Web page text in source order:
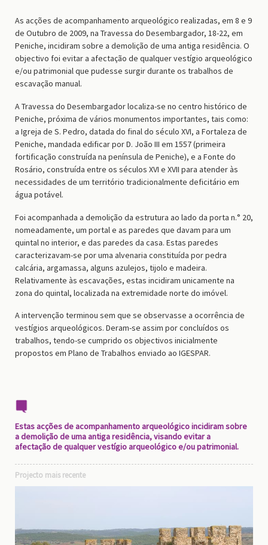
As acções de acompanhamento arqueológico realizadas, em 8 e 9
de Outubro de 2009, na Travessa do Desembargador, 18-22, em
Peniche, incidiram sobre a demolição de uma antiga residência. O
objectivo foi evitar a afectação de qualquer vestígio arqueológico
e/ou patrimonial que pudesse surgir durante os trabalhos de
escavação manual.
A Travessa do Desembargador localiza-se no centro histórico de
Peniche, próxima de vários monumentos importantes, tais como:
a Igreja de S. Pedro, datada do final do século XVI, a Fortaleza de
Peniche, mandada edificar por D. João III em 1557 (primeira
fortificação construída na península de Peniche), e a Fonte do
Rosário, construída entre os séculos XVI e XVII para atender às
necessidades de um território tradicionalmente deficitário em
água potável.
Foi acompanhada a demolição da estrutura ao lado da porta n.° 20,
nomeadamente, um portal e as paredes que davam para um
quintal no interior, e das paredes da casa. Estas paredes
caracterizavam-se por uma alvenaria constituída por pedra
calcária, argamassa, alguns azulejos, tijolo e madeira.
Relativamente às escavações, estas incidiram unicamente na
zona do quintal, localizada na extremidade norte do imóvel.
A intervenção terminou sem que se observasse a ocorrência de
vestígios arqueológicos. Deram-se assim por concluídos os
trabalhos, tendo-se cumprido os objectivos inicialmente
propostos em Plano de Trabalhos enviado ao IGESPAR.
Estas acções de acompanhamento arqueológico incidiram sobre
a demolição de uma antiga residência, visando evitar a
afectação de qualquer vestígio arqueológico e/ou patrimonial.
Projecto mais recente